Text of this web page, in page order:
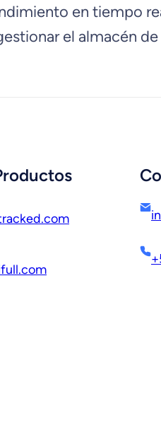
en tiempo
el almacén